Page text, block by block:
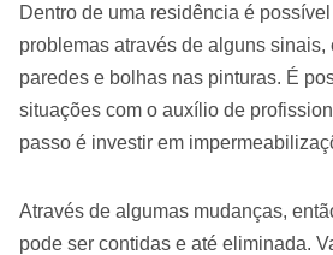
Dentro de uma residência é
problemas através de alguns sinais,
paredes e bolhas nas pinturas. É
situações com o auxílio de
passo é investir em
Através de algumas mudanças,
pode ser contidas e até eliminada.